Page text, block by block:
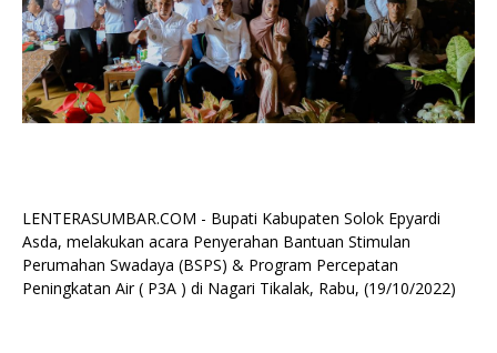
LENTERASUMBAR.COM - Bupati Kabupaten Solok Epyardi
Asda, melakukan acara Penyerahan Bantuan Stimulan
Perumahan Swadaya (BSPS) & Program Percepatan
Peningkatan Air ( P3A ) di Nagari Tikalak, Rabu, (19/10/2022)